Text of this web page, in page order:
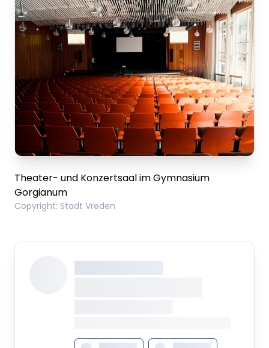
Theater- und Konzertsaal im Gymnasium
Gorgianum
Copyright: Stadt Vreden